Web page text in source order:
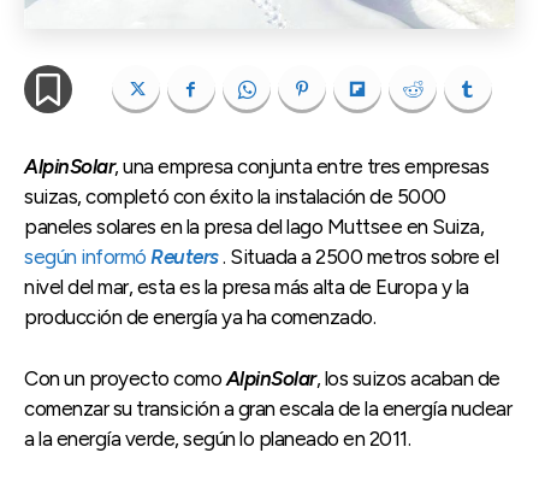
AlpinSolar, una empresa conjunta entre tres empresas
suizas, completó con éxito la instalación de 5000
paneles solares en la presa del lago Muttsee en Suiza,
según informó Reuters. Situada a 2500 metros sobre el
nivel del mar, esta es la presa más alta de Europa y la
producción de energía ya ha comenzado.
Con un proyecto comoAlpinSolar, los suizos acaban de
comenzar su transición a gran escala de la energía nuclear
a la energía verde, según lo planeado en 2011.